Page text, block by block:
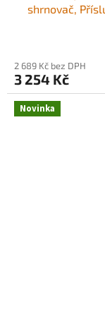
shrnovač,
řetězem, pro
2 689 Kč bez DPH
3 254 Kč
Novinka